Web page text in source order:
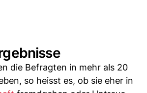
die Befragten in mehr als 20
so heisst es, ob sie eher in